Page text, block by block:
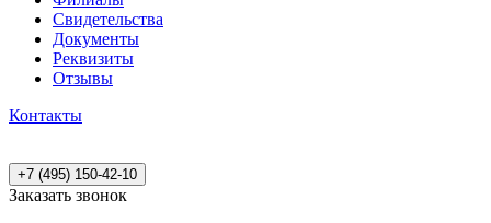
Свидетельства
Документы
Реквизиты
Отзывы
Контакты
+7 (495) 150-42-10
Заказать звонок